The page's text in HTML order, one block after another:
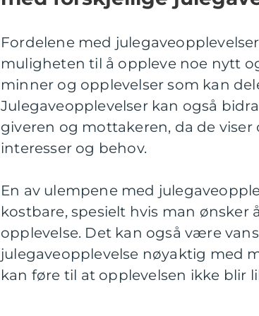
Fordelene med
muligheten til å oppleve noe nytt
minner og opplevelser som kan
Julegaveopplevelser kan også
giveren og mottakeren, da de
interesser og behov.
En av ulempene med
kostbare, spesielt hvis man ønsker
opplevelse. Det kan også være
julegaveopplevelse nøyaktig med
kan føre til at opplevelsen ikke blir